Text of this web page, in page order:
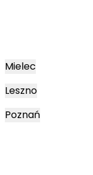
Mielec
Leszno
Poznań